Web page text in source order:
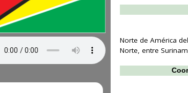
Norte de América
Norte, entre